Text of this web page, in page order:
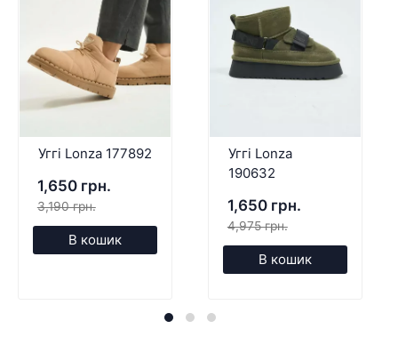
Уггі Lonza 177892
1,650 грн.
3,190 грн.
В кошик
Уггі Lonza
190632
1,650 грн.
4,975 грн.
В кошик